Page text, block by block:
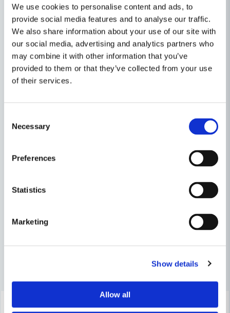
We use cookies to personalise content and ads, to
provide social media features and to analyse our traffic.
We also share information about your use of our site with
our social media, advertising and analytics partners who
may combine it with other information that you’ve
provided to them or that they’ve collected from your use
of their services.
Selection
Necessary
Preferences
Statistics
Marketing
Show details
Allow all
question
Namn
Ja, ni får publicera min fråga
Maskin, Laser & Handverktyg